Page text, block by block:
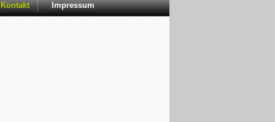
Kontakt Impressum